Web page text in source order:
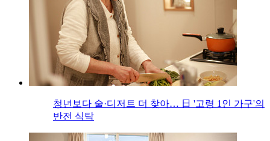
청년보다 술·디저트 더 찾아… 日 '고령 1인 가구'의
반전 식탁